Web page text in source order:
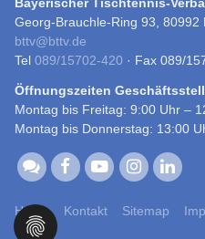
Georg-Brauchle-Ring 93, 80992
bttv@bttv.de
Tel 089/15702-420 · Fax 089/
Öffnungszeiten
Montag bis Freitag: 9:00 Uhr –
Montag bis Donnerstag: 13:00
Home Kontakt Sitemap